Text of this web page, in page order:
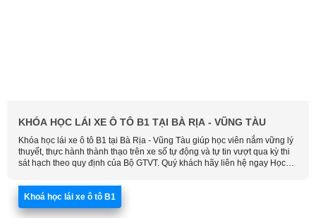
KHÓA HỌC LÁI XE Ô TÔ B1 TẠI BÀ RỊA - VŨNG TÀU
thuyết, thực hành thành thạo trên xe số tự động và tự tin vượt qua kỳ thi
sát hạch theo quy định của Bộ GTVT. Quý khách hãy liên hệ ngay Học
Lái Xe Thông Minh để được tư vấn, hỗ trợ đăng ký và sắp xếp lịch học